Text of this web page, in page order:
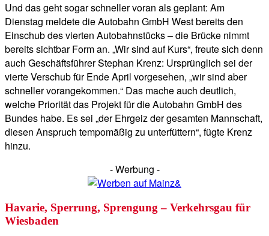
Und das geht sogar schneller voran als geplant: Am
Dienstag meldete die Autobahn GmbH West bereits den
Einschub des vierten Autobahnstücks – die Brücke nimmt
bereits sichtbar Form an. „Wir sind auf Kurs“, freute sich denn
auch Geschäftsführer Stephan Krenz: Ursprünglich sei der
vierte Verschub für Ende April vorgesehen, „wir sind aber
schneller vorangekommen.“ Das mache auch deutlich,
welche Priorität das Projekt für die Autobahn GmbH des
Bundes habe. Es sei „der Ehrgeiz der gesamten Mannschaft,
diesen Anspruch tempomäßig zu unterfüttern“, fügte Krenz
hinzu.
- Werbung -
Havarie, Sperrung, Sprengung – Verkehrsgau für
Wiesbaden